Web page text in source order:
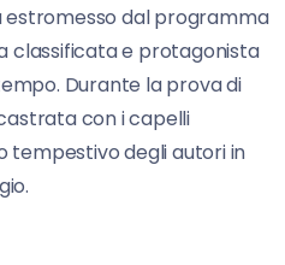
estromesso dal programma
classificata e protagonista
Durante la prova di
con i capelli
tempestivo degli autori in